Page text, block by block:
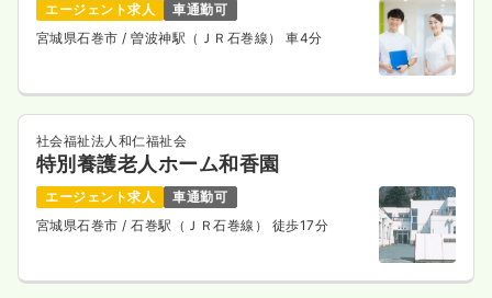
エージェント求人
車通勤可
宮城県石巻市/ 曽波神駅（ＪＲ石巻線） 車4分
社会福祉法人和仁福祉会
特別養護老人ホーム和香園
エージェント求人
車通勤可
宮城県石巻市/ 石巻駅（ＪＲ石巻線） 徒歩17分